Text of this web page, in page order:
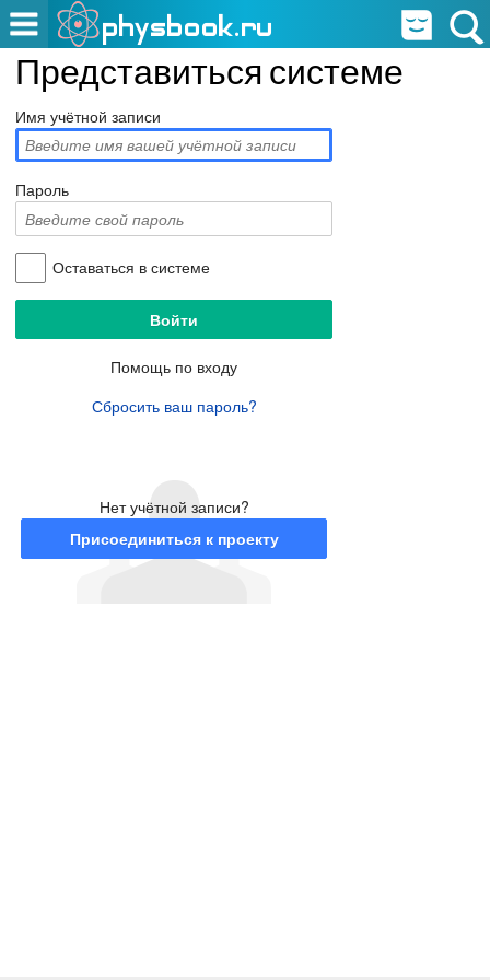
Представиться системе
Имя учётной записи
Пароль
Оставаться в системе
Помощь по входу
Сбросить ваш пароль?
Нет учётной записи?
Присоединиться к проекту